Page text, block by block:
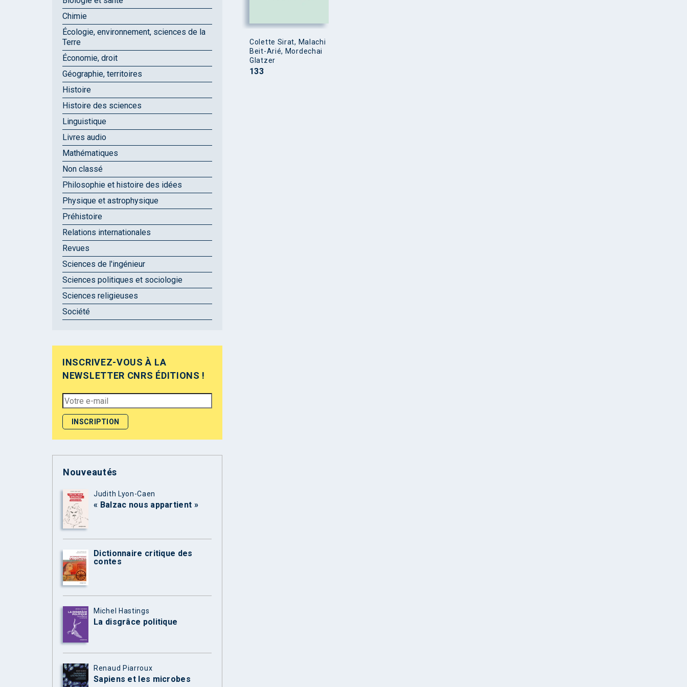
Colette Sirat, Malachi
Beit-Arié, Mordechai
Glatzer
133
Chimie
Écologie, environnement, sciences de la
Terre
Économie, droit
Géographie, territoires
Histoire
Histoire des sciences
Linguistique
Livres audio
Mathématiques
Non classé
Philosophie et histoire des idées
Physique et astrophysique
Préhistoire
Relations internationales
Revues
Sciences de l'ingénieur
Sciences politiques et sociologie
Sciences religieuses
Société
INSCRIVEZ-VOUS À LA
NEWSLETTER CNRS ÉDITIONS !
Nouveautés
Judith Lyon-Caen
« Balzac nous appartient »
Dictionnaire critique des
contes
Michel Hastings
La disgrâce politique
Renaud Piarroux
Sapiens et les microbes